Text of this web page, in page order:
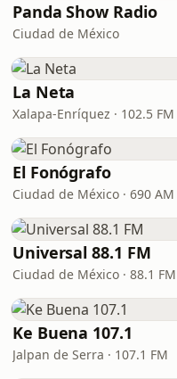
Panda Show Radio
Ciudad de México
La Neta
Xalapa-Enríquez · 102.5 FM
El Fonógrafo
Ciudad de México · 690 AM
Universal 88.1 FM
Ciudad de México · 88.1 FM
Ke Buena 107.1
Jalpan de Serra · 107.1 FM